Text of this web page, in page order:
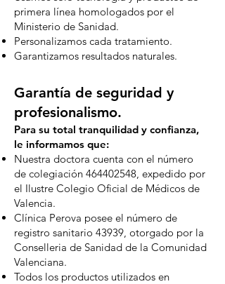
primera línea homologados por el
Ministerio de Sanidad.
Personalizamos cada tratamiento.
Garantizamos resultados naturales.
Garantía de seguridad y
profesionalismo.
Para su total tranquilidad y confianza,
le informamos que:
Nuestra doctora cuenta con el número
de colegiación 464402548, expedido por
el Ilustre Colegio Oficial de Médicos de
Valencia.
Clínica Perova posee el número de
registro sanitario 43939, otorgado por la
Conselleria de Sanidad de la Comunidad
Valenciana.
Todos los productos utilizados en